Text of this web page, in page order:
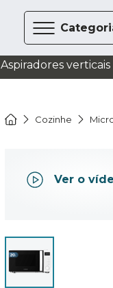
Aspiradores verticais
Cozinhe
Ver o